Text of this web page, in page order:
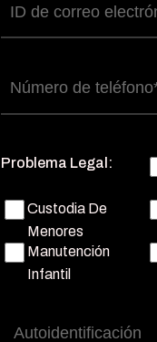
Correo
electrónico
Número
de
Problema Legal:
Custodia De
Menores
Manutención
Infantil
Autoidentificación